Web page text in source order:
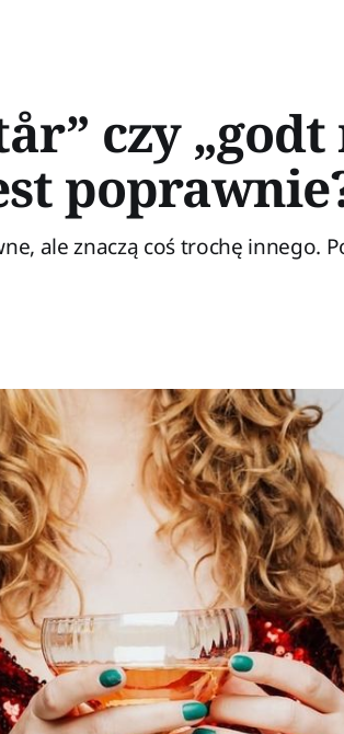
czy
ale znaczą coś trochę innego.